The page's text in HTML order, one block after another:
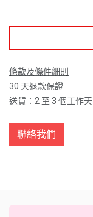
條款及條件細則
30 天退款保證
送貨：2 至 3 個工作天
聯絡我們